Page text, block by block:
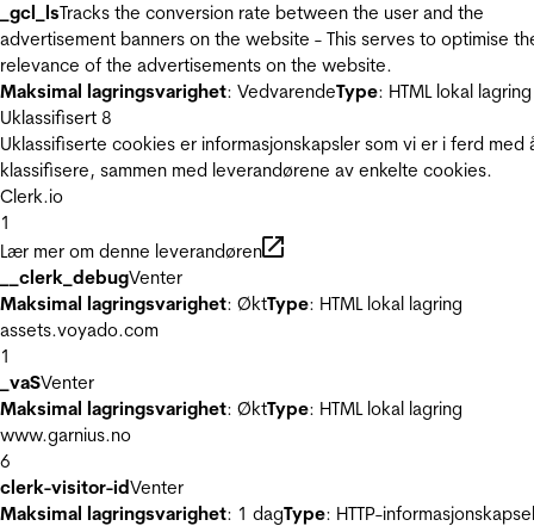
_gcl_lsTracks the conversion rate between the user and the
advertisement banners on the website - This serves to optimise
relevance of the advertisements on the website.
Maksimal lagringsvarighet: VedvarendeType: HTML lokal lagring
Uklassifisert 8
Uklassifiserte cookies er informasjonskapsler som vi er i ferd med
klassifisere, sammen med leverandørene av enkelte cookies.
Clerk.io
1
Lær mer om denne leverandøren
__clerk_debugVenter
Maksimal lagringsvarighet: ØktType: HTML lokal lagring
assets.voyado.com
1
_vaSVenter
Maksimal lagringsvarighet: ØktType: HTML lokal lagring
www.garnius.no
6
clerk-visitor-idVenter
Maksimal lagringsvarighet: 1 dagType: HTTP-informasjonskapsel